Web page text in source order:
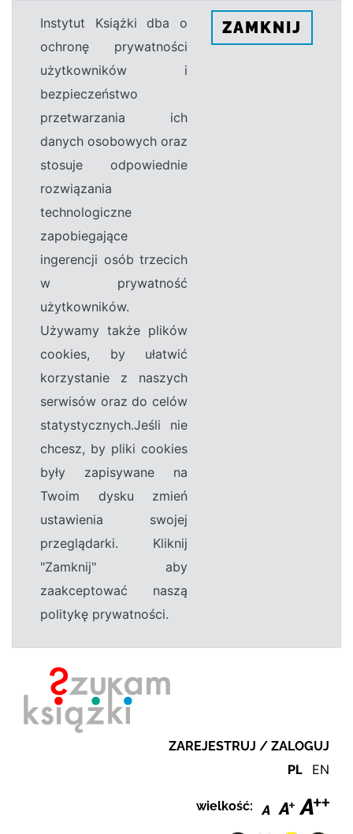
Instytut Książki dba o
ochronę prywatności
użytkowników i
bezpieczeństwo
przetwarzania ich
danych osobowych oraz
stosuje odpowiednie
rozwiązania
technologiczne
zapobiegające
ingerencji osób trzecich
w prywatność
użytkowników.
Używamy także plików
cookies, by ułatwić
korzystanie z naszych
serwisów oraz do celów
statystycznych.Jeśli nie
chcesz, by pliki cookies
były zapisywane na
Twoim dysku zmień
ustawienia swojej
przeglądarki. Kliknij
"Zamknij" aby
zaakceptować naszą
politykę prywatności.
ZAMKNIJ
ZAREJESTRUJ / ZALOGUJ
PL EN
wielkość: